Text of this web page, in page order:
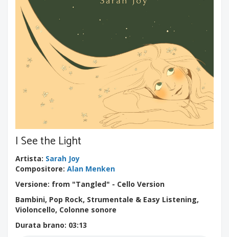
I See the Light
Artista: Sarah Joy
Compositore: Alan Menken
Versione: from "Tangled" - Cello Version
Bambini, Pop Rock, Strumentale & Easy Listening,
Violoncello, Colonne sonore
Durata brano: 03:13